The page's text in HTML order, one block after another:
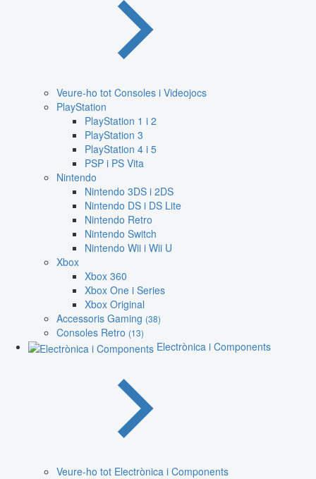
Veure-ho tot Consoles i Videojocs
PlayStation
PlayStation 1 i 2
PlayStation 3
PlayStation 4 i 5
PSP i PS Vita
Nintendo
Nintendo 3DS i 2DS
Nintendo DS i DS Lite
Nintendo Retro
Nintendo Switch
Nintendo Wii i Wii U
Xbox
Xbox 360
Xbox One i Series
Xbox Original
Accessoris Gaming (38)
Consoles Retro (13)
Electrònica i Components
Veure-ho tot Electrònica i Components